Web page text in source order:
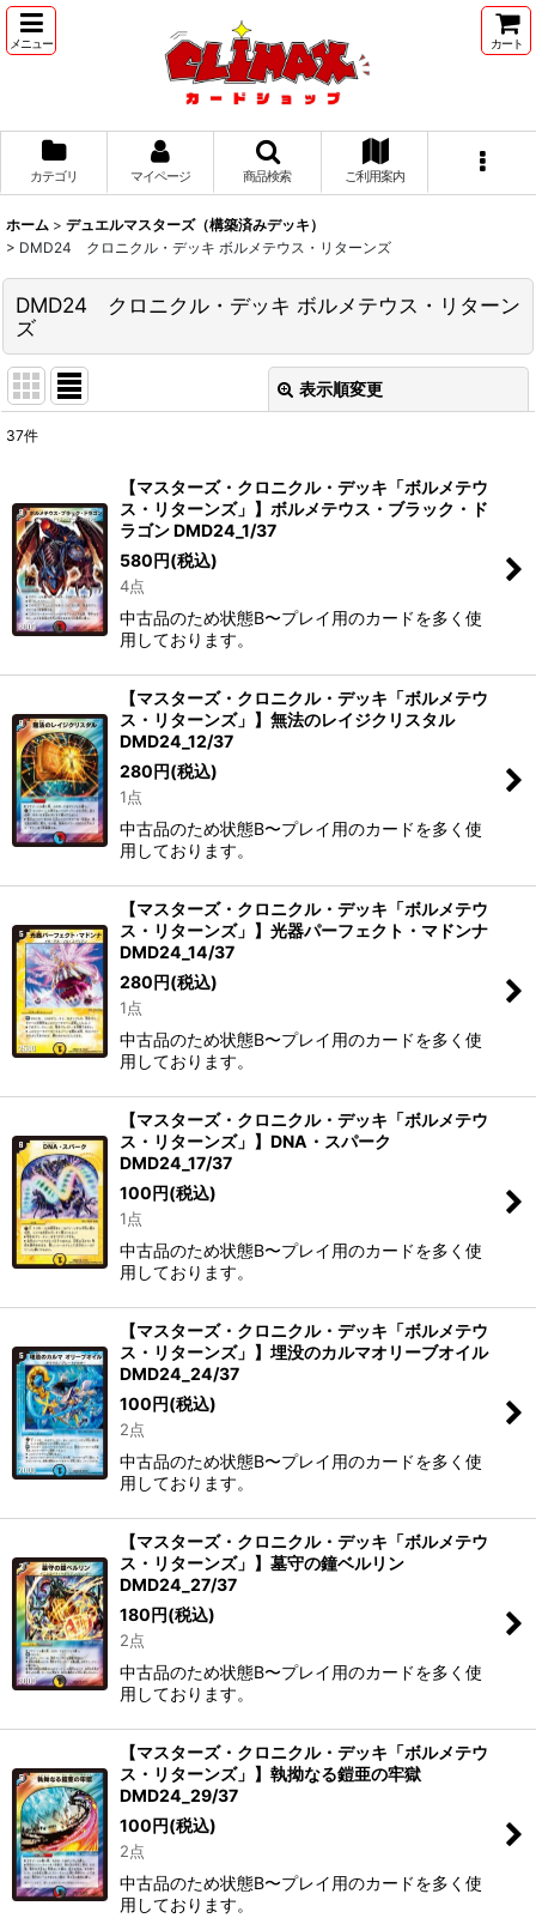
メニュー カート
カテゴリ マイページ 商品検索 ご利用案内
ホーム > デュエルマスターズ（構築済みデッキ）
> DMD24 クロニクル・デッキ ボルメテウス・リターンズ
DMD24 クロニクル・デッキ ボルメテウス・リターン
ズ
表示順変更
並び順:
37件
【マスターズ・クロニクル・デッキ「ボルメテウ
ス・リターンズ」】ボルメテウス・ブラック・ド
ラゴン DMD24_1/37
580円(税込)
4点
中古品のため状態B〜プレイ用のカードを多く使
用しております。
【マスターズ・クロニクル・デッキ「ボルメテウ
ス・リターンズ」】無法のレイジクリスタル
DMD24_12/37
280円(税込)
1点
中古品のため状態B〜プレイ用のカードを多く使
用しております。
【マスターズ・クロニクル・デッキ「ボルメテウ
ス・リターンズ」】光器パーフェクト・マドンナ
DMD24_14/37
280円(税込)
1点
中古品のため状態B〜プレイ用のカードを多く使
用しております。
【マスターズ・クロニクル・デッキ「ボルメテウ
ス・リターンズ」】DNA・スパーク
DMD24_17/37
100円(税込)
1点
中古品のため状態B〜プレイ用のカードを多く使
用しております。
【マスターズ・クロニクル・デッキ「ボルメテウ
ス・リターンズ」】埋没のカルマオリーブオイル
DMD24_24/37
100円(税込)
2点
中古品のため状態B〜プレイ用のカードを多く使
用しております。
【マスターズ・クロニクル・デッキ「ボルメテウ
ス・リターンズ」】墓守の鐘ベルリン
DMD24_27/37
180円(税込)
2点
中古品のため状態B〜プレイ用のカードを多く使
用しております。
【マスターズ・クロニクル・デッキ「ボルメテウ
ス・リターンズ」】執拗なる鎧亜の牢獄
DMD24_29/37
100円(税込)
2点
中古品のため状態B〜プレイ用のカードを多く使
用しております。